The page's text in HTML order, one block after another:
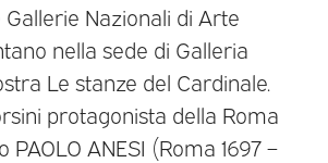
Nazionali di Arte
nella sede di Galleria
Le stanze del Cardinale.
protagonista della Roma
PAOLO ANESI (Roma 1697 –